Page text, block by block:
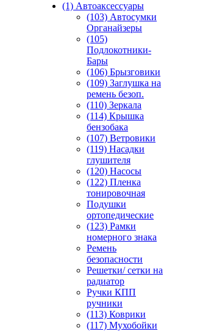
(1) Автоаксессуары
(103) Автосумки
Органайзеры
(105)
Подлокотники-
Бары
(106) Брызговики
(109) Заглушка на
ремень безоп.
(110) Зеркала
(114) Крышка
бензобака
(107) Ветровики
(119) Насадки
глушителя
(120) Насосы
(122) Пленка
тонировочная
Подушки
ортопедические
(123) Рамки
номерного знака
Ремень
безопасности
Решетки/ сетки на
радиатор
Ручки КПП
ручники
(113) Коврики
(117) Мухобойки